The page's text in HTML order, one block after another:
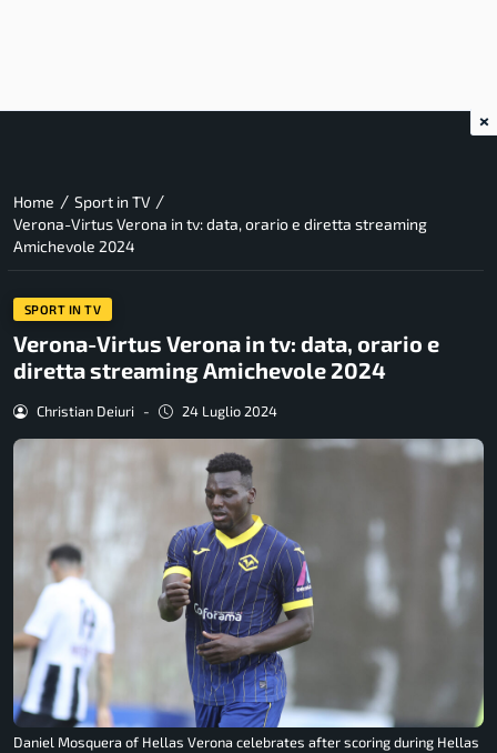
Home / Sport in TV /
Verona-Virtus Verona in tv: data, orario e diretta streaming
Amichevole 2024
SPORT IN TV
Verona-Virtus Verona in tv: data, orario e
diretta streaming Amichevole 2024
Christian Deiuri - 24 Luglio 2024
Daniel Mosquera of Hellas Verona celebrates after scoring during Hellas
×